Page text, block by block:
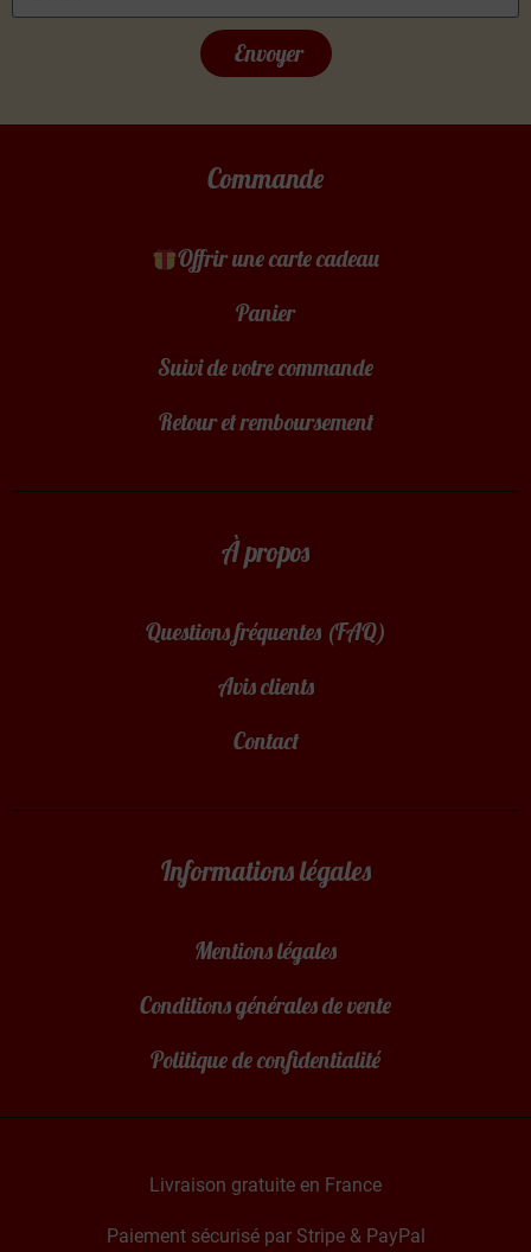
Envoyer
Commande
Offrir une carte cadeau
Panier
Suivi de votre commande
Retour et remboursement
À propos
Questions fréquentes (FAQ)
Avis clients
Contact
Informations légales
Mentions légales
Conditions générales de vente
Politique de confidentialité
Livraison gratuite en France
Paiement sécurisé par Stripe & PayPal